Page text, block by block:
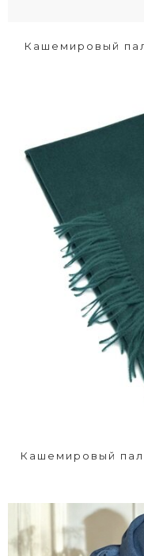
Кашемировый
Кашемировый